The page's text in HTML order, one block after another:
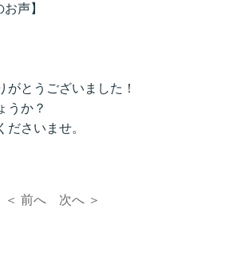
声】
とうございました！
うか？
さいませ。
＜ 前へ 次へ ＞